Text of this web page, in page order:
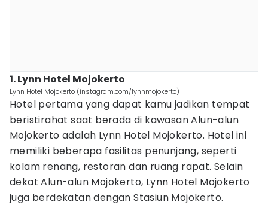
1. Lynn Hotel Mojokerto
Lynn Hotel Mojokerto (instagram.com/lynnmojokerto)
Hotel pertama yang dapat kamu jadikan tempat
beristirahat saat berada di kawasan Alun-alun
Mojokerto adalah Lynn Hotel Mojokerto. Hotel ini
memiliki beberapa fasilitas penunjang, seperti
kolam renang, restoran dan ruang rapat. Selain
dekat Alun-alun Mojokerto, Lynn Hotel Mojokerto
juga berdekatan dengan Stasiun Mojokerto.